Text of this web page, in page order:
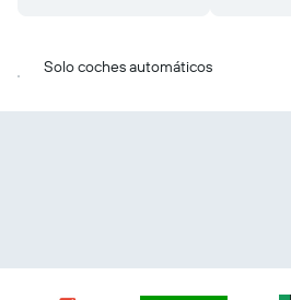
Solo coches automáticos